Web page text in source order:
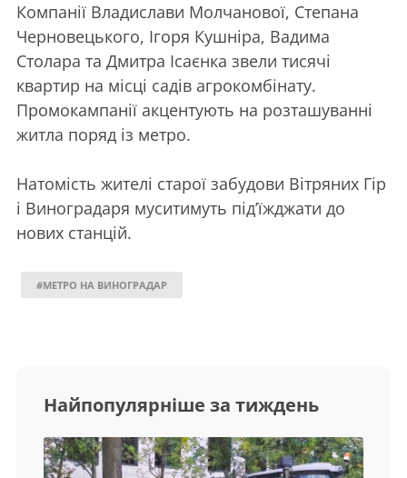
Компанії Владислави Молчанової, Степана
Черновецького, Ігоря Кушніра, Вадима
Столара та Дмитра Ісаєнка звели тисячі
квартир на місці садів агрокомбінату.
Промокампанії акцентують на розташуванні
житла поряд із метро.
Натомість жителі старої забудови Вітряних Гір
і Виноградаря муситимуть під’їжджати до
нових станцій.
#МЕТРО НА ВИНОГРАДАР
Найпопулярніше за тиждень